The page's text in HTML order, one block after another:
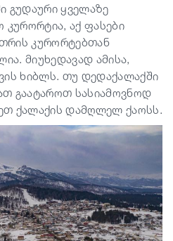
გუდაური ყველაზე
აქ ფასები
კურორტებთან
მიუხედავად ამისა,
ხიბლს. თუ დედაქალაქში
გაატაროთ სასიამოვნოდ
ქალაქის დამღლელ ქაოსს.